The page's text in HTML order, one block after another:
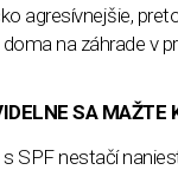
agresívnejšie,
doma na záhrade v
SA MAŽTE
SPF nestačí